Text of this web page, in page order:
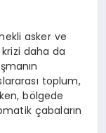
asker ve
daha da
toplum,
bölgede
çabaların